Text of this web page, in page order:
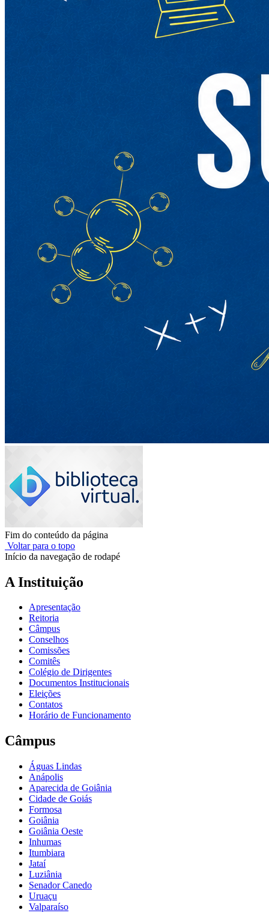
Fim do conteúdo da página
Voltar para o topo
Início da navegação de rodapé
A Instituição
Apresentação
Reitoria
Câmpus
Conselhos
Comissões
Comitês
Colégio de Dirigentes
Documentos Institucionais
Eleições
Contatos
Horário de Funcionamento
Câmpus
Águas Lindas
Anápolis
Aparecida de Goiânia
Cidade de Goiás
Formosa
Goiânia
Goiânia Oeste
Inhumas
Itumbiara
Jataí
Luziânia
Senador Canedo
Uruaçu
Valparaíso